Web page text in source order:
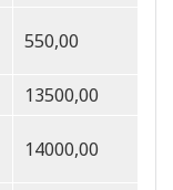
550,00
13500,00
14000,00